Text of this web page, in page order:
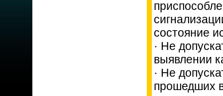
состояние
· Не
выявлении
· Не
прошедших